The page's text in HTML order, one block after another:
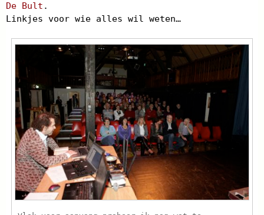
De Bult .
Linkjes voor wie alles wil weten…